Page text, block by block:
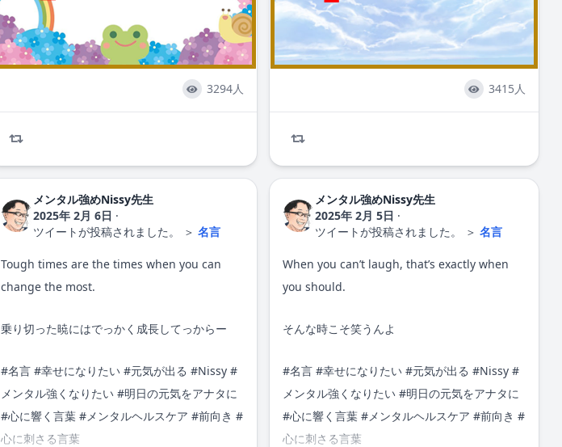
3294人 3415人
メンタル強めNissy先生
2025年 2月 6日 ·
ツイートが投稿されました。
＞ 名言
Tough times are the times when you can
change the most.
乗り切った暁にはでっかく成長してっからー
#名言 #幸せになりたい #元気が出る #Nissy #
メンタル強くなりたい#明日の元気をアナタに
#心に響く言葉 #メンタルヘルスケア #前向き #
心に刺さる言葉
メンタル強めNissy先生
2025年 2月 5日 ·
ツイートが投稿されました。
＞ 名言
When you can’t laugh, that’s exactly when
you should.
そんな時こそ笑うんよ
#名言 #幸せになりたい #元気が出る #Nissy #
メンタル強くなりたい#明日の元気をアナタに
#心に響く言葉 #メンタルヘルスケア #前向き #
心に刺さる言葉